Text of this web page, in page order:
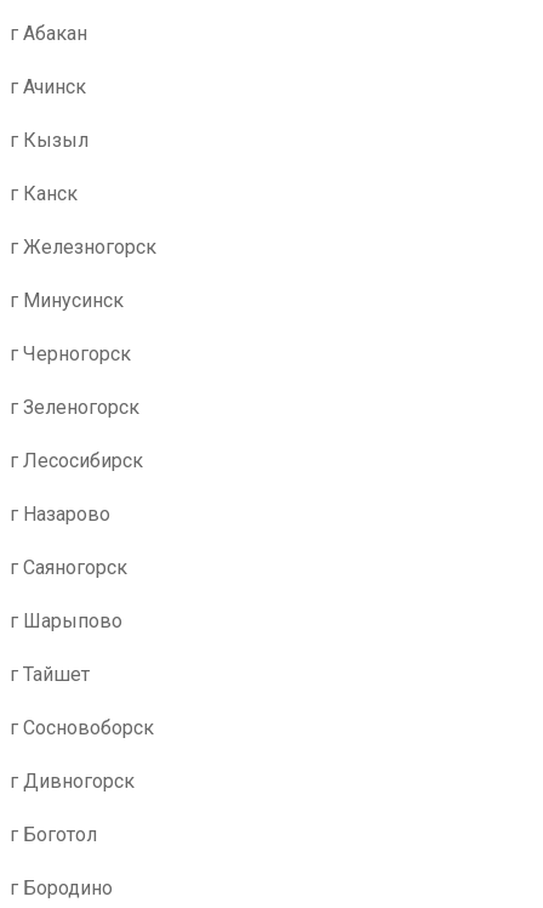
г Абакан
г Ачинск
г Кызыл
г Канск
г Железногорск
г Минусинск
г Черногорск
г Зеленогорск
г Лесосибирск
г Назарово
г Саяногорск
г Шарыпово
г Тайшет
г Сосновоборск
г Дивногорск
г Боготол
г Бородино